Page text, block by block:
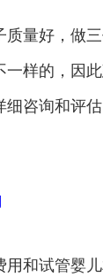
量好，做
样的，因
咨询和评
和试管婴